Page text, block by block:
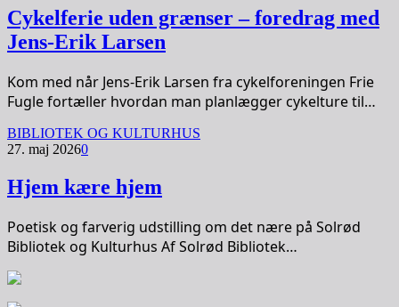
Cykelferie uden grænser – foredrag med
Jens-Erik Larsen
Kom med når Jens-Erik Larsen fra cykelforeningen Frie
Fugle fortæller hvordan man planlægger cykelture til…
BIBLIOTEK OG KULTURHUS
27. maj 20260
Hjem kære hjem
Poetisk og farverig udstilling om det nære på Solrød
Bibliotek og Kulturhus Af Solrød Bibliotek…